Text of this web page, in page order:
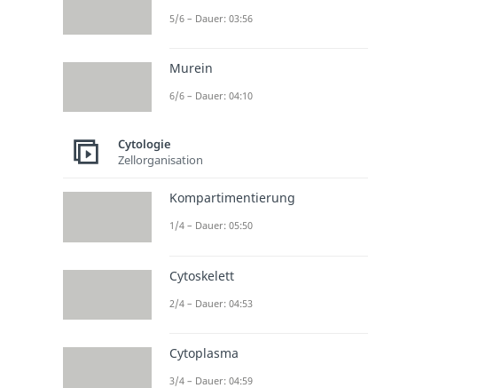
5/6 – Dauer: 03:56
Murein
6/6 – Dauer: 04:10
Cytologie
Zellorganisation
Kompartimentierung
1/4 – Dauer: 05:50
Cytoskelett
2/4 – Dauer: 04:53
Cytoplasma
3/4 – Dauer: 04:59